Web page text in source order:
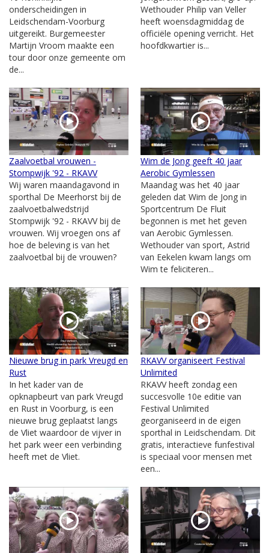
onderscheidingen in
Leidschendam-Voorburg
uitgereikt. Burgemeester
Martijn Vroom maakte een
tour door onze gemeente om
de...
Wethouder Philip van Veller
heeft woensdagmiddag de
officiële opening verricht. Het
hoofdkwartier is...
Zaalvoetbal vrouwen -
Stompwijk '92 - RKAVV
Wij waren maandagavond in
sporthal De Meerhorst bij de
zaalvoetbalwedstrijd
Stompwijk '92 - RKAVV bij de
vrouwen. Wij vroegen ons af
hoe de beleving is van het
zaalvoetbal bij de vrouwen?
Wim de Jong geeft 40 jaar
Aerobic Gymlessen
Maandag was het 40 jaar
geleden dat Wim de Jong in
Sportcentrum De Fluit
begonnen is met het geven
van Aerobic Gymlessen.
Wethouder van sport, Astrid
van Eekelen kwam langs om
Wim te feliciteren...
Nieuwe brug in park Vreugd en
Rust
In het kader van de
opknapbeurt van park Vreugd
en Rust in Voorburg, is een
nieuwe brug geplaatst langs
de Vliet waardoor de vijver in
het park weer een verbinding
heeft met de Vliet.
RKAVV organiseert Festival
Unlimited
RKAVV heeft zondag een
succesvolle 10e editie van
Festival Unlimited
georganiseerd in de eigen
sporthal in Leidschendam. Dit
gratis, interactieve funfestival
is speciaal voor mensen met
een...